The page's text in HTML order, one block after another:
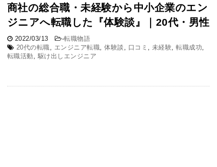
商社の総合職・未経験から中小企業のエン
ジニアへ転職した『体験談』｜20代・男性
2022/03/13 -転職物語
20代の転職, エンジニア転職,体験談 , 口コミ ,未経験,転職成功,
転職活動 , 駆け出しエンジニア